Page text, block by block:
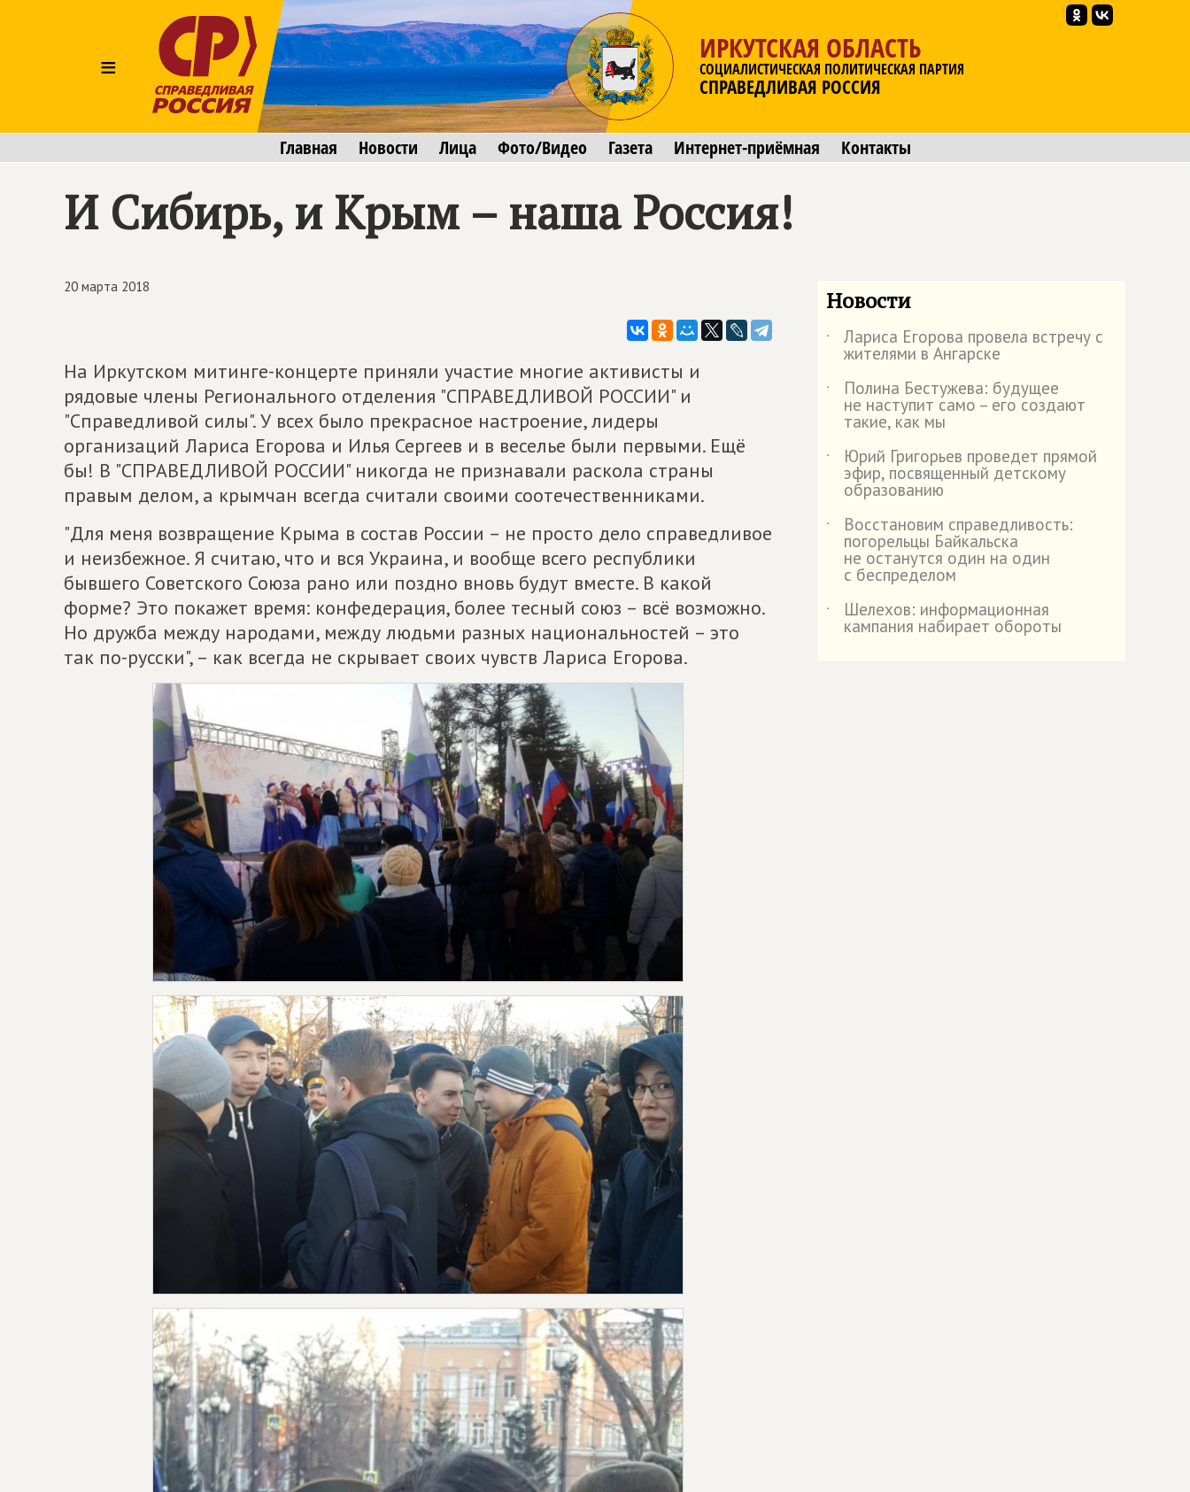
≡
ИРКУТСКАЯ ОБЛАСТЬ
СОЦИАЛИСТИЧЕСКАЯ ПОЛИТИЧЕСКАЯ ПАРТИЯ
СПРАВЕДЛИВАЯ РОССИЯ
Главная Новости Лица Фото/Видео Газета Интернет-приёмная Контакты
И Сибирь, и Крым – наша Россия!
20 марта 2018
На Иркутском митинге-концерте приняли участие многие активисты и
рядовые члены Регионального отделения "СПРАВЕДЛИВОЙ РОССИИ" и
"Справедливой силы". У всех было прекрасное настроение, лидеры
организаций Лариса Егорова и Илья Сергеев и в веселье были первыми. Ещё
бы! В "СПРАВЕДЛИВОЙ РОССИИ" никогда не признавали раскола страны
правым делом, а крымчан всегда считали своими соотечественниками.
"Для меня возвращение Крыма в состав России – не просто дело справедливое
и неизбежное. Я считаю, что и вся Украина, и вообще всего республики
бывшего Советского Союза рано или поздно вновь будут вместе. В какой
форме? Это покажет время: конфедерация, более тесный союз – всё возможно.
Но дружба между народами, между людьми разных национальностей – это
так по-русски", – как всегда не скрывает своих чувств Лариса Егорова.
Новости
˙ Лариса Егорова провела встречу с
жителями в Ангарске
˙
Полина Бестужева: будущее
не наступит само – его создают
такие, как мы
˙
Юрий Григорьев проведет прямой
эфир, посвященный детскому
образованию
˙
Восстановим справедливость:
погорельцы Байкальска
не останутся один на один
с беспределом
˙
Шелехов: информационная
кампания набирает обороты